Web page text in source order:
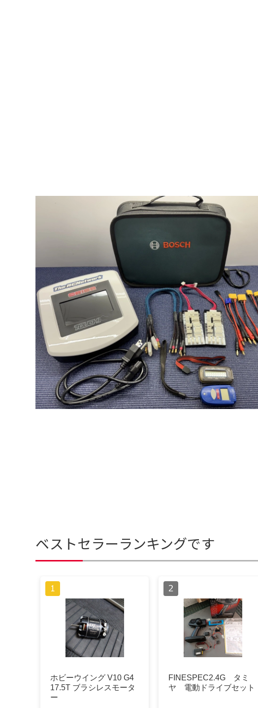
ベストセラーランキングです
ホビーウイング V10 G4
17.5T ブラシレスモータ
ー
FINESPEC2.4G タミ
ヤ 電動ドライブセット